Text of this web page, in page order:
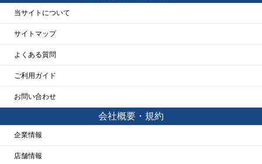
当サイトについて
サイトマップ
よくある質問
ご利用ガイド
お問い合わせ
会社概要・規約
企業情報
店舗情報